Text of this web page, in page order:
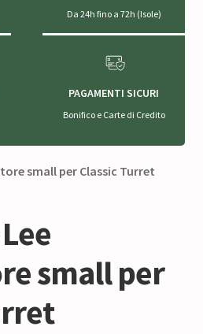
Da 24h fino a 72h (Isole)
PAGAMENTI SICURI
Bonifico e Carte di Credito
small per